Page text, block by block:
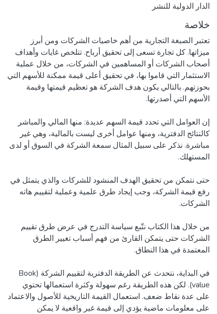
الدار الدولية للنشر
خلاصة
تعتبر الصبغة التجارية من أهم خاصيات الشركات ومن أبرز
ميزاتها. كل تجارة تسعى إلى تحقيق أرباح. تتلخص غايات وأهداف
أصحاب الشركات أو المساهمين في الشركات، من خلال عملية
الاستثمار التي قاموا بها، في تحقيق أعلى قيمة ممكنة للأسهم التي
بحوزتهم. بالتالي يكون هدف الشركة هو تعظيم قيمتها وقيمة
إن العوامل التي تحدد قيمة السهم عديدة: منها المالي والمباشر
كالنتائج الدفترية، ومنها عوامل أخرى ليست بالمالية، وهي غير
مباشرة. نذكر على سبيل المثال سمعة الشركة في السوق أو لدى
حتى نتمكن من تحقيق الهدف المنشود للشركات والذي يتمثل في
رفع قيمة الشركة، وجب إيجاد طرق علمية وعملية لتقييم هاته
من خلال هذا الكتاب نتّبع سياسة التدرج في عرض طرق تقييم
الشركات حتى يتمكن القارئ من فهم أسباب تغيير الطرق
في البداية، نتحدث عن الطريقة الدفترية لتقييم الشركة (Book
value). لكن هذه الطريقة رغم سهولة وكثرة استعمالها تحتوي
على عدة نقاط ضعف. استعمال القيمة التاريخية للأصول والاعتماد
على معلومات ماضية يؤدي إلى قيمة غير واقعية لا يمكن